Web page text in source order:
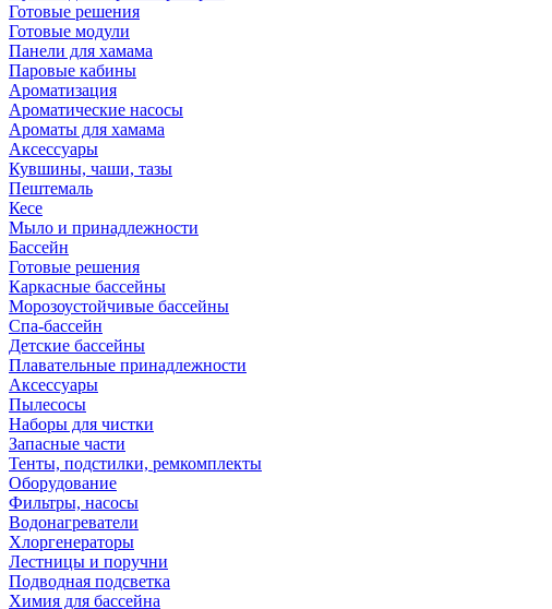
Готовые решения
Готовые модули
Панели для хамама
Паровые кабины
Ароматизация
Ароматические насосы
Ароматы для хамама
Аксессуары
Кувшины, чаши, тазы
Пештемаль
Кесе
Мыло и принадлежности
Бассейн
Готовые решения
Каркасные бассейны
Морозоустойчивые бассейны
Спа-бассейн
Детские бассейны
Плавательные принадлежности
Аксессуары
Пылесосы
Наборы для чистки
Запасные части
Тенты, подстилки, ремкомплекты
Оборудование
Фильтры, насосы
Водонагреватели
Хлоргенераторы
Лестницы и поручни
Подводная подсветка
Химия для бассейна